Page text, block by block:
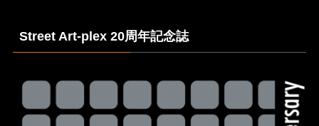
Street Art-plex 20周年記念誌